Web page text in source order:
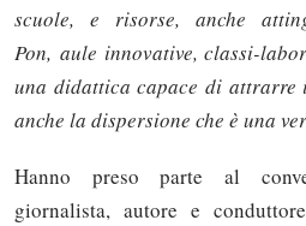
scuole, e risorse, anche
Pon, aule innovative, classi-
una didattica capace di attrarre
anche la dispersione che è una
Hanno preso parte al
giornalista, autore e